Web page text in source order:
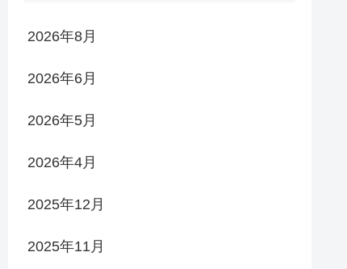
2026年8月
2026年6月
2026年5月
2026年4月
2025年12月
2025年11月